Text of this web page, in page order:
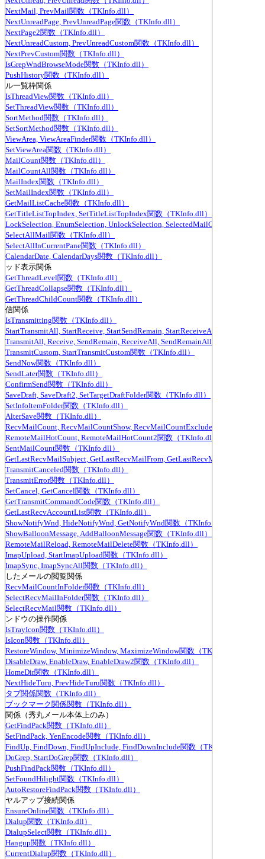
NextMail, PrevMail関数（TKInfo.dll）
NextUnreadPage, PrevUnreadPage関数（TKInfo.dll）
NextPage2関数（TKInfo.dll）
NextUnreadCustom, PrevUnreadCustom関数（TKInfo.dll）
NextPrevCustom関数（TKInfo.dll）
IsGrepWndBrowseMode関数（TKInfo.dll）
PushHistory関数（TKInfo.dll）
ル一覧枠関係
IsThreadView関数（TKInfo.dll）
SetThreadView関数（TKInfo.dll）
SortMethod関数（TKInfo.dll）
SetSortMethod関数（TKInfo.dll）
ViewArea, ViewAreaFinder関数（TKInfo.dll）
SetViewArea関数（TKInfo.dll）
MailCount関数（TKInfo.dll）
MailCountAll関数（TKInfo.dll）
MailIndex関数（TKInfo.dll）
SetMailIndex関数（TKInfo.dll）
GetMailListCache関数（TKInfo.dll）
GetTitleListTopIndex, SetTitleListTopIndex関数（TKInfo.dll）
LockSelection, EnumSelection, UnlockSelection, SelectedMailCount関数（
SelectAllMail関数（TKInfo.dll）
SelectAllInCurrentPane関数（TKInfo.dll）
CalendarDate, CalendarDays関数（TKInfo.dll）
ッド表示関係
GetThreadLevel関数（TKInfo.dll）
GetThreadCollapse関数（TKInfo.dll）
GetThreadChildCount関数（TKInfo.dll）
信関係
IsTransmitting関数（TKInfo.dll）
StartTransmitAll, StartReceive, StartSendRemain, StartReceiveAll,
TransmitAll, Receive, SendRemain, ReceiveAll, SendRemainAll関数（
TransmitCustom, StartTransmitCustom関数（TKInfo.dll）
SendNow関数（TKInfo.dll）
SendLater関数（TKInfo.dll）
ConfirmSend関数（TKInfo.dll）
SaveDraft, SaveDraft2, SetTargetDraftFolder関数（TKInfo.dll）
SetInfoItemFolder関数（TKInfo.dll）
AlterSave関数（TKInfo.dll）
RecvMailCount, RecvMailCountShow, RecvMailCountExcludePartial関数（
RemoteMailHotCount, RemoteMailHotCount2関数（TKInfo.dll）
SentMailCount関数（TKInfo.dll）
GetLastRecvMailSubject, GetLastRecvMailFrom, GetLastRecvMailTo,
TransmitCanceled関数（TKInfo.dll）
TransmitError関数（TKInfo.dll）
SetCancel, GetCancel関数（TKInfo.dll）
GetTransmitCommandCode関数（TKInfo.dll）
GetLastRecvAccountList関数（TKInfo.dll）
ShowNotifyWnd, HideNotifyWnd, GetNotifyWnd関数（TKInfo.dll）
ShowBalloonMessage, AddBalloonMessage関数（TKInfo.dll）
RemoteMailReload, RemoteMailDelete関数（TKInfo.dll）
ImapUpload, StartImapUpload関数（TKInfo.dll）
ImapSync, ImapSyncAll関数（TKInfo.dll）
したメールの閲覧関係
RecvMailCountInFolder関数（TKInfo.dll）
SelectRecvMailInFolder関数（TKInfo.dll）
SelectRecvMail関数（TKInfo.dll）
ンドウの操作関係
IsTrayIcon関数（TKInfo.dll）
IsIcon関数（TKInfo.dll）
RestoreWindow, MinimizeWindow, MaximizeWindow関数（TKInfo.dll）
DisableDraw, EnableDraw, EnableDraw2関数（TKInfo.dll）
HomeDir関数（TKInfo.dll）
NextHideTuru, PrevHideTuru関数（TKInfo.dll）
タブ関係関数（TKInfo.dll）
ブックマーク関係関数（TKInfo.dll）
関係（秀丸メール本体上のみ）
GetFindPack関数（TKInfo.dll）
SetFindPack, YenEncode関数（TKInfo.dll）
FindUp, FindDown, FindUpInclude, FindDownInclude関数（TKInfo.dll）
DoGrep, StartDoGrep関数（TKInfo.dll）
PushFindPack関数（TKInfo.dll）
SetFoundHilight関数（TKInfo.dll）
AutoRestoreFindPack関数（TKInfo.dll）
ヤルアップ接続関係
EnsureOnline関数（TKInfo.dll）
Dialup関数（TKInfo.dll）
DialupSelect関数（TKInfo.dll）
Hangup関数（TKInfo.dll）
CurrentDialup関数（TKInfo.dll）